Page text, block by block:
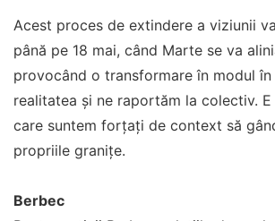
Acest proces de extindere a viziunii
până pe 18 mai, când Marte se va
provocând o transformare în modul
realitatea și ne raportăm la colectiv.
care suntem forțați de context să
propriile granițe.
Berbec